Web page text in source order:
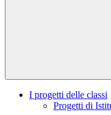
I progetti delle classi
Progetti di